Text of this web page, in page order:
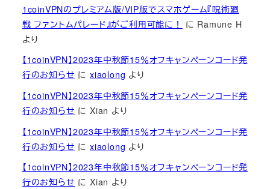
1coinVPNのプレミアム版/VIP版でスマホゲーム『呪術廻
戦 ファントムパレード』がご利用可能に！
に Ramune H
より
【1coinVPN】2023年中秋節15％オフキャンペーンコード発
行のお知らせ にxiaolong より
【1coinVPN】2023年中秋節15％オフキャンペーンコード発
行のお知らせ にXian より
【1coinVPN】2023年中秋節15％オフキャンペーンコード発
行のお知らせ にxiaolong より
【1coinVPN】2023年中秋節15％オフキャンペーンコード発
行のお知らせ にXian より